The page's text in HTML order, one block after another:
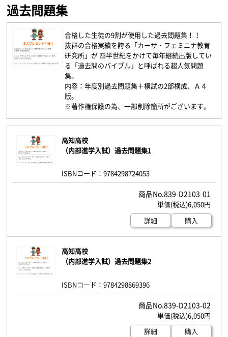
過去問題集
合格した生徒の9割が使用した過去問題集！！
抜群の合格実績を誇る「カーサ・フェミニナ教育
研究所」が 四半世紀をかけて毎年継続出版してい
る「過去問のバイブル」と呼ばれる超人気問題
集。
内容：年度別過去問題集＋模試の2部構成、Ａ４
版。
※著作権保護の為、一部削除箇所がございます。
高知高校
（内部進学入試）過去問題集1
ISBNコード：9784298724053
839-D2103-01
6,050円
詳細
購入
高知高校
（内部進学入試）過去問題集2
ISBNコード：9784298869396
839-D2103-02
6,050円
詳細
購入